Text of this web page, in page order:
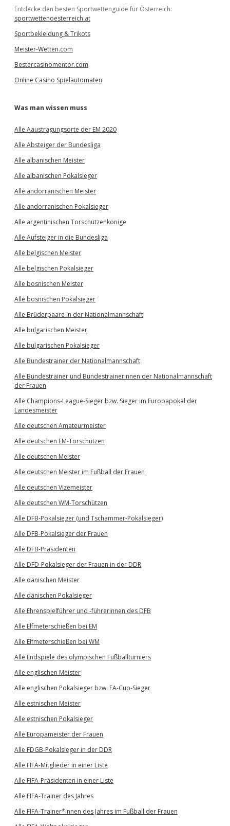
Entdecke den besten Sportwettenguide für Österreich:
sportwettenoesterreich.at
Sportbekleidung & Trikots
Meister-Wetten.com
Bestercasinomentor.com
Online Casino Spielautomaten
Was man wissen muss
Alle Aaustragungsorte der EM 2020
Alle Absteiger der Bundesliga
Alle albanischen Meister
Alle albanischen Pokalsieger
Alle andorranischen Meister
Alle andorranischen Pokalsieger
Alle argentinischen Torschützenkönige
Alle Aufsteiger in die Bundesliga
Alle belgischen Meister
Alle belgischen Pokalsieger
Alle bosnischen Meister
Alle bosnischen Pokalsieger
Alle Brüderpaare in der Nationalmannschaft
Alle bulgarischen Meister
Alle bulgarischen Pokalsieger
Alle Bundestrainer der Nationalmannschaft
Alle Bundestrainer und Bundestrainerinnen der Nationalmannschaft
der Frauen
Alle Champions-League-Sieger bzw. Sieger im Europapokal der
Landesmeister
Alle deutschen Amateurmeister
Alle deutschen EM-Torschützen
Alle deutschen Meister
Alle deutschen Meister im Fußball der Frauen
Alle deutschen Vizemeister
Alle deutschen WM-Torschützen
Alle DFB-Pokalsieger (und Tschammer-Pokalsieger)
Alle DFB-Pokalsieger der Frauen
Alle DFB-Präsidenten
Alle DFD-Pokalsieger der Frauen in der DDR
Alle dänischen Meister
Alle dänischen Pokalsieger
Alle Ehrenspielführer und -führerinnen des DFB
Alle Elfmeterschießen bei EM
Alle Elfmeterschießen bei WM
Alle Endspiele des olympischen Fußballturniers
Alle englischen Meister
Alle englischen Pokalsieger bzw. FA-Cup-Sieger
Alle estnischen Meister
Alle estnischen Pokalsieger
Alle Europameister der Frauen
Alle FDGB-Pokalsieger in der DDR
Alle FIFA-Mitglieder in einer Liste
Alle FIFA-Präsidenten in einer Liste
Alle FIFA-Trainer des Jahres
Alle FIFA-Trainer*innen des Jahres im Fußball der Frauen